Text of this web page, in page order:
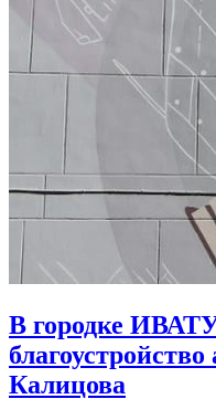
В городке
Калицова